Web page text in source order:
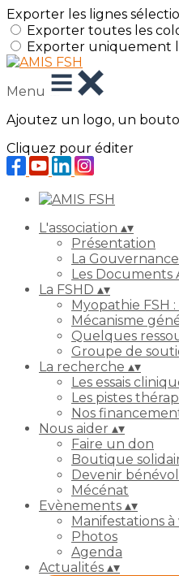
Exporter les lignes
Exporter toutes les
Exporter uniquement
Menu
Ajoutez un logo, un
Cliquez pour éditer
L'association ▴▾
Présentation
La Gouvernance
Les Documents
La FSHD ▴▾
Myopathie FSH :
Mécanisme
Quelques
Groupe de
La recherche ▴▾
Les essais
Les pistes
Nos
Nous aider ▴▾
Faire un don
Boutique
Devenir
Mécénat
Evènements ▴▾
Manifestations à
Photos
Agenda
Actualités ▴▾